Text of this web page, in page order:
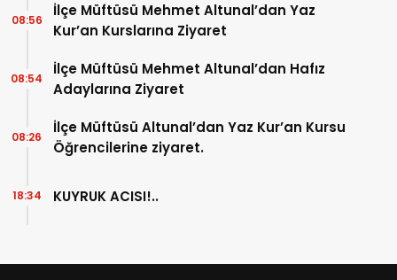
İlçe Müftüsü Mehmet Altunal’dan Yaz
Kur’an Kurslarına Ziyaret
08:56
İlçe Müftüsü Mehmet Altunal’dan Hafız
Adaylarına Ziyaret
08:54
İlçe Müftüsü Altunal’dan Yaz Kur’an Kursu
Öğrencilerine ziyaret.
08:26
KUYRUK ACISI!..
18:34